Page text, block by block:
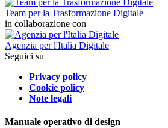
Team per la Trasformazione Digitale
in collaborazione con
Agenzia per l'Italia Digitale
Seguici su
Privacy policy
Cookie policy
Note legali
Manuale operativo di design